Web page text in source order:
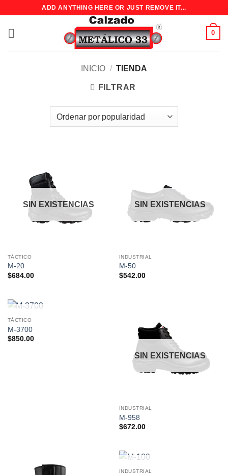
contenido
ADD ANYTHING HERE OR JUST REMOVE IT...
0
INICIO / TIENDA
FILTRAR
SIN EXISTENCIAS
TÁCTICO
M-20
$684.00
SIN EXISTENCIAS
INDUSTRIAL
M-50
$542.00
SIN EXISTENCIAS
TÁCTICO
M-3700
$850.00
SIN EXISTENCIAS
INDUSTRIAL
M-958
$672.00
SIN EXISTENCIAS
INDUSTRIAL